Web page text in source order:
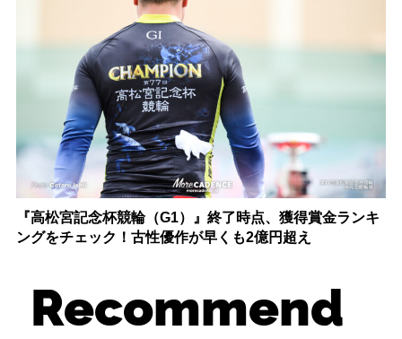
『高松宮記念杯競輪（G1）』終了時点、獲得賞金ランキ
ングをチェック！古性優作が早くも2億円超え
Recommend